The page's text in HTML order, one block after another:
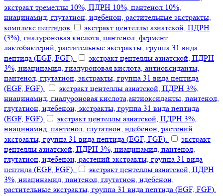
экстракт тремеллы 10%, ПДРН 10%, пантенол 10%,
ниацинамид, глутатион, идебенон, растительные экстракты,
комплекс пептидов
экстракт центеллы азиатской, ПДРН
(3%), гиалуроновая кислота, пантенол, фермент
лактобактерий, растительные экстракты, группа 31 вида
пептида (EGF, FGF).
экстракт центеллы азиатской, ПДРН
3%, ниацинамид, гиалуроновая кислота, антиоксиданты,
пантенол, глутатион, экстракты, группа 31 вида пептида
(EGF, FGF).
экстракт центеллы азиатской, ПДРН 3%,
ниацинамид, гиалуроновая кислота,антиоксиданты, пантенол,
глутатион, идебенон, экстракты, группа 31 вида пептида
(EGF, FGF)
экстракт центеллы азиатской, ПДРН 3%,
ниацинамид, пантенол, глутатион, идебенон, растений
экстракты, группа 31 вида пептида (EGF, FGF).
экстракт
центеллы азиатской, ПДРН 3%, ниацинамид, пантенол,
глутатион, идебенон, растений экстракты, группа 31 вида
пептида (EGF, FGF).
экстракт центеллы азиатской, ПДРН
3%, ниацинамид, пантенол, глутатион, идебенон,
растительные экстракты, группа 31 вида пептида (EGF, FGF).